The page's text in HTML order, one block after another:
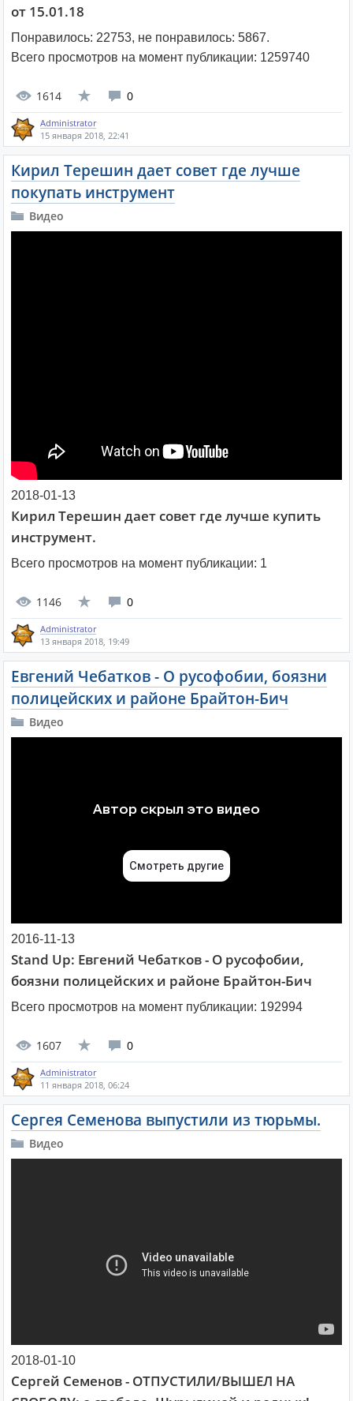
от 15.01.18
Понравилось: 22753, не понравилось: 5867.
Всего просмотров на момент публикации: 1259740
1614 0
Administrator
15 января 2018, 22:41
Кирил Терешин дает совет где лучше
покупать инструмент
Видео
2018-01-13
Кирил Терешин дает совет где лучше купить
инструмент.
Всего просмотров на момент публикации: 1
1146 0
Administrator
13 января 2018, 19:49
Евгений Чебатков - О русофобии, боязни
полицейских и районе Брайтон-Бич
Видео
2016-11-13
Stand Up: Евгений Чебатков - О русофобии,
боязни полицейских и районе Брайтон-Бич
Всего просмотров на момент публикации: 192994
1607 0
Administrator
11 января 2018, 06:24
Сергея Семенова выпустили из тюрьмы.
Видео
2018-01-10
Сергей Семенов - ОТПУСТИЛИ/ВЫШЕЛ НА